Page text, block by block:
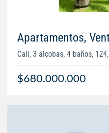
Apartamentos,
Cali, 3 alcobas, 4 baños,
$680.000.000